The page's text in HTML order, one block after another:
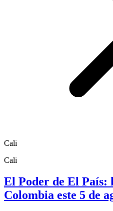
Cali
Cali
El Poder de El País:
Colombia este 5 de